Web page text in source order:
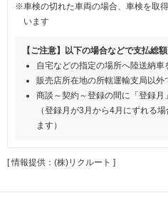
※車検の切れた車両の場合、車検を取
います
【ご注意】以下の場合などで支払総
自宅などの指定の場所へ陸送納車
販売店所在地の所轄運輸支局以外
商談～契約～登録の間に「登録月
（登録月が3月から4月にずれる
ます）
[ 情報提供：(株)リクルート ]